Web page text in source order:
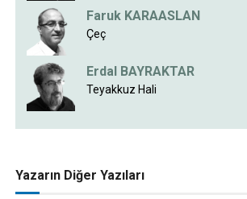
Faruk KARAASLAN
Çeç
Erdal BAYRAKTAR
Teyakkuz Hali
Yazarın Diğer Yazıları